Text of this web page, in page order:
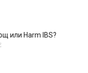
или Harm IBS?